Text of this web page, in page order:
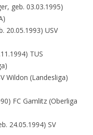
geb. 03.03.1995)
20.05.1993) USV
TUS
Wildon (Landesliga)
FC Gamlitz (Oberliga
24.05.1994) SV